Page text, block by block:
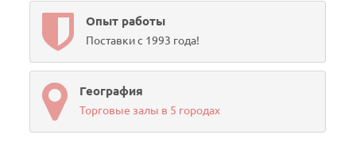
Опыт работы
Поставки с 1993 года!
География
Торговые залы в 5 городах